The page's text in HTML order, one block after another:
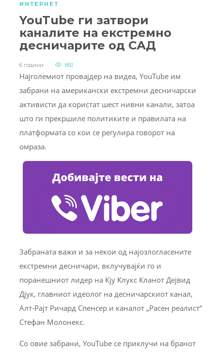
ИНТЕРНЕТ
YouTube ги затвори
каналите на екстремно
десничарите од САД
6 години 892
Најголемиот провајдер на видеа, YouTube им
забрани на американски екстремни десничарски
активисти да користат шест нивни канали, затоа
што ги прекршиле политиките и правилата на
платформата со кои се регулира говорот на
омраза.
Забраната важи и за некои од најозлогласените
екстремни десничари, вклучувајќи го и
поранешниот лидер на Кју Клукс Кланот Дејвид
Дјук, главниот идеолог на десничарскиот канал,
Алт-Рајт Ричард Спенсер и каналот „Расен реалист“
Стефан Молонекс.
Со овие забрани, YouTube се приклучи на бранот